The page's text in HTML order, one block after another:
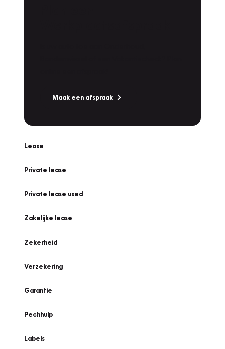
Maak een afspraak
Lease
Private lease
Private lease used
Zakelijke lease
Zekerheid
Verzekering
Garantie
Pechhulp
Labels